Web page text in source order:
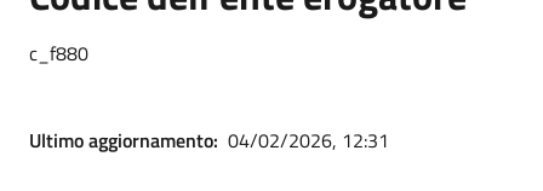
c_f880
Ultimo aggiornamento: 04/02/2026, 12:31